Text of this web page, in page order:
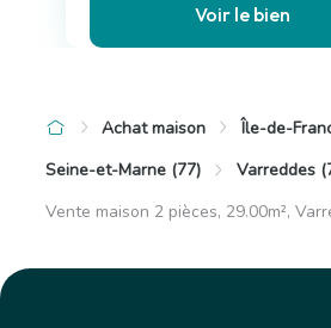
Voir le bien
Achat maison
Île-de-
Seine-et-Marne (77)
Varreddes
Vente maison 2 pièces, 29.00m²,